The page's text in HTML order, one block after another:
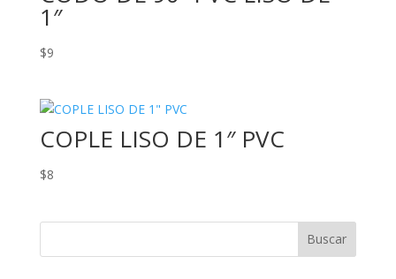
1″
$9
COPLE LISO DE 1″ PVC
$8